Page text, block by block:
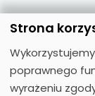
Popularne
Język angielski
Język niemiecki
Strona
poprawnego
wyrażeniu